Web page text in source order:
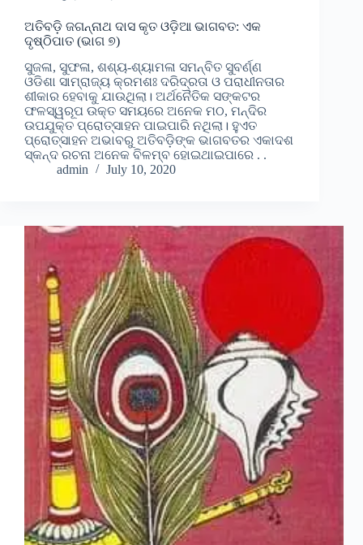
ଅତିବଡ଼ି ଜଗନ୍ନାଥ ଦାସ କୃତ ଓଡ଼ିଆ ଭାଗବତ: ଏକ
ଦୃଷ୍ଠିପାତ (ଭାଗ ୭)
ସୁଜଳା, ସୁଫଳା, ଶଶ୍ୟ-ଶ୍ୟାମଳା ସମନ୍ବିତ ସୁବର୍ଣ୍ଣ
ଓଡିଶା ସାମ୍ରାଜ୍ୟ କ୍ରମଶଃ ଦରିଦ୍ରତା ଓ ପରାଧୀନତାର
ଶୀକାର ହେବାକୁ ଯାଉଥିଲା। ଅର୍ଥନୈତିକ ସଙ୍କଟର
ଫଳସ୍ୱରୂପ ଉକ୍ତ ସମୟରେ ଅନେକ ମଠ, ମନ୍ଦିର
ଉପଯୁକ୍ତ ପ୍ରୋତ୍ସାହନ ପାଇପାରି ନଥିଲା। ହୁଏତ
ପ୍ରୋତ୍ସାହନ ଅଭାବରୁ ଅତିବଡ଼ିଙ୍କ ଭାଗବତର ଏକାଦଶ
ସ୍କନ୍ଦ ରଚନା ଅନେକ ବିଳମ୍ବ ହୋଇଥାଇପାରେ . .
admin
July 10, 2020